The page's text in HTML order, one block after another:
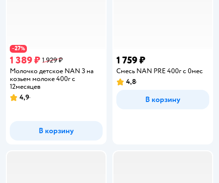
−27%
1 389 ₽ 1 929 ₽
Молочко детское NAN 3 на
козьем молоке 400г с
12месяцев
Рейтинг:
4,9
В корзину
1 759 ₽
Смесь NAN PRE 400г с 0мес
Рейтинг:
4,8
В корзину